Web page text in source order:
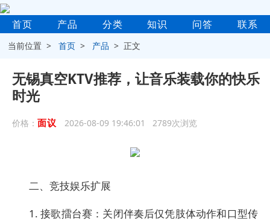
首页 产品 分类 知识 问答 联系
当前位置 >首页 > 产品 > 正文
无锡真空KTV推荐，让音乐装载你的快乐
时光
价格： 面议 2026-08-09 19:46:01 2789次浏览
二、竞技娱乐扩展
1. 接歌擂台赛：关闭伴奏后仅凭肢体动作和口型传